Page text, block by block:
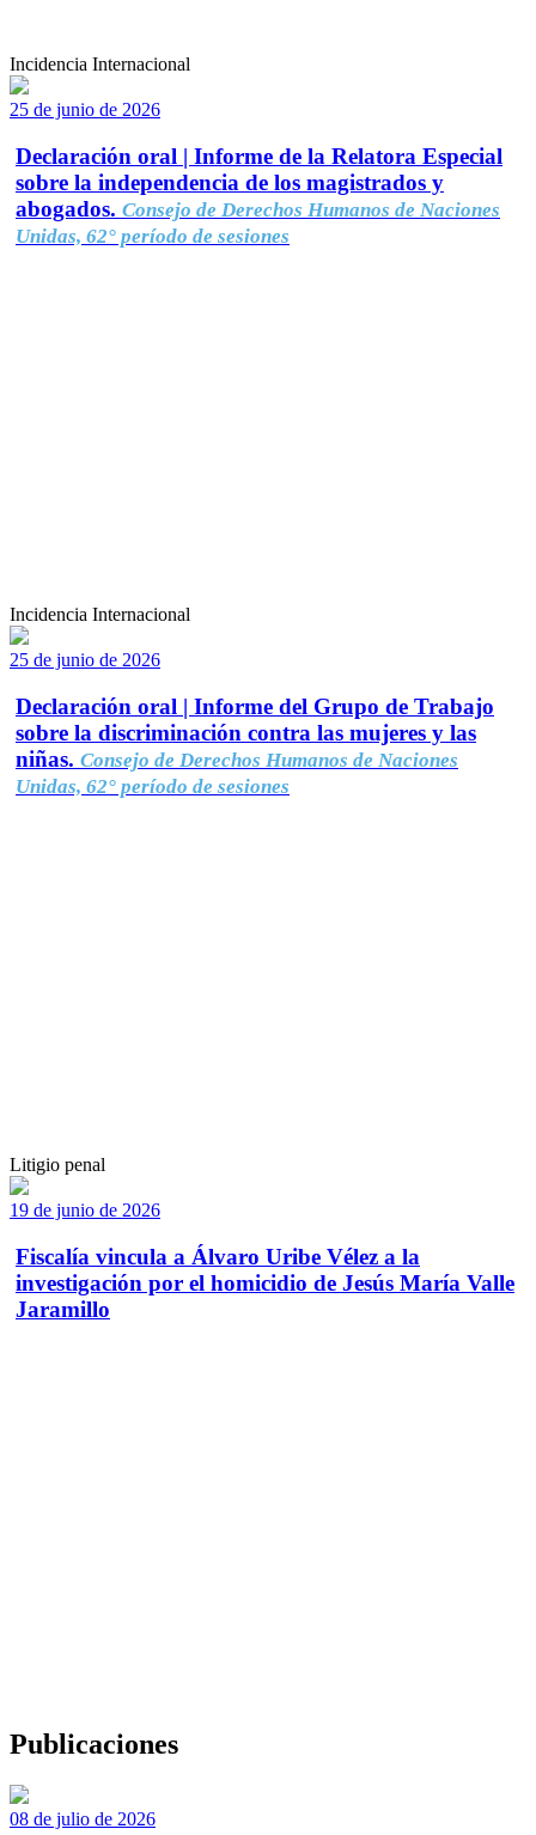
Incidencia Internacional
25 de junio de 2026
Declaración oral | Informe de la Relatora Especial
sobre la independencia de los magistrados y
abogados. Consejo de Derechos Humanos de Naciones
Unidas, 62° período de sesiones
Incidencia Internacional
25 de junio de 2026
Declaración oral | Informe del Grupo de Trabajo
sobre la discriminación contra las mujeres y las
niñas. Consejo de Derechos Humanos de Naciones
Unidas, 62° período de sesiones
Litigio penal
19 de junio de 2026
Fiscalía vincula a Álvaro Uribe Vélez a la
investigación por el homicidio de Jesús María Valle
Jaramillo
Publicaciones
08 de julio de 2026